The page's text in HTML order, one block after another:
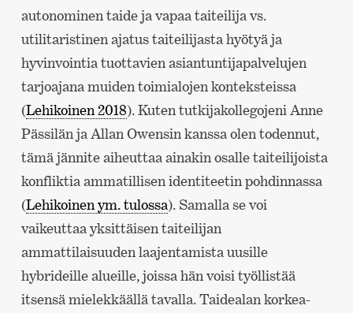
autonominen taide ja vapaa taiteilija vs.
utilitaristinen ajatus taiteilijasta hyötyä ja
hyvinvointia tuottavien asiantuntijapalvelujen
tarjoajana muiden toimialojen konteksteissa
(Lehikoinen 2018). Kuten tutkijakollegojeni Anne
Pässilän ja Allan Owensin kanssa olen todennut,
tämä jännite aiheuttaa ainakin osalle taiteilijoista
konfliktia ammatillisen identiteetin pohdinnassa
(Lehikoinen ym. tulossa). Samalla se voi
vaikeuttaa yksittäisen taiteilijan
ammattilaisuuden laajentamista uusille
hybrideille alueille, joissa hän voisi työllistää
itsensä mielekkäällä tavalla. Taidealan korkea-